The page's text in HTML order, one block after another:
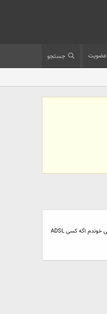
عضویت جستجو
با سلام خدمت تمام شما یه سوالی داشتم من تازه میخوام یه DVB بخرم تا بتونم از اینترنت آفلاین یا اینترنت ماهواره ای استفاده کنم و همین طور که خودتون هم میدونید در اینترنت ماهواره ای فقط ما Receive رو داریم. من در جایی خوندم اگه کسی ADSL